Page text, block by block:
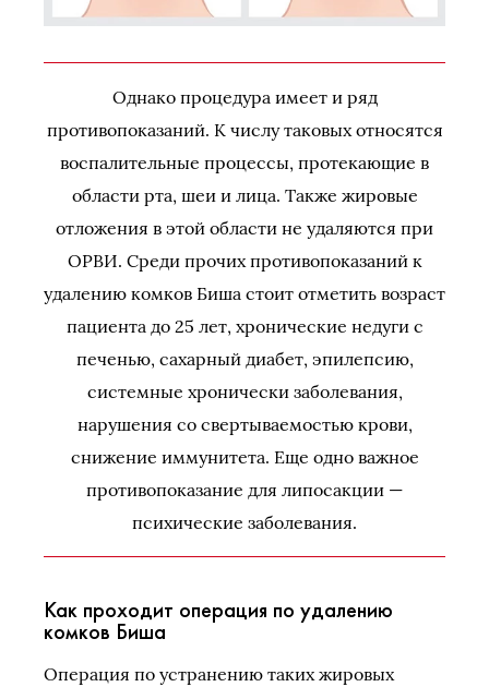
Однако процедура имеет и ряд
противопоказаний. К числу таковых относятся
воспалительные процессы, протекающие в
области рта, шеи и лица. Также жировые
отложения в этой области не удаляются при
ОРВИ. Среди прочих противопоказаний к
удалению комков Биша стоит отметить возраст
пациента до 25 лет, хронические недуги с
печенью, сахарный диабет, эпилепсию,
системные хронически заболевания,
нарушения со свертываемостью крови,
снижение иммунитета. Еще одно важное
противопоказание для липосакции —
психические заболевания.
Как проходит операция по удалению
комков Биша
Операция по устранению таких жировых